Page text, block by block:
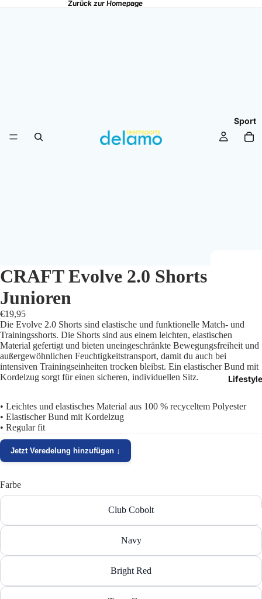
Zurück zur Homepage
Zurück zur Homepage
Sport
Lifestyle
CRAFT Evolve 2.0 Shorts
Junioren
€19,95
Die Evolve 2.0 Shorts sind elastische und funktionelle Match- und
Trainingsshorts. Die Shorts sind aus einem leichten, elastischen
Material gefertigt und bieten uneingeschränkte Bewegungsfreiheit und
außergewöhnlichen Feuchtigkeitstransport, damit du auch bei
intensiven Trainingseinheiten trocken bleibst. Ein elastischer Bund mit
Kordelzug sorgt für einen sicheren, individuellen Sitz.
• Leichtes und elastisches Material aus 100 % recyceltem Polyester
• Elastischer Bund mit Kordelzug
• Regular fit
Jetzt Veredelung hinzufügen ↓
Farbe
Club Cobolt
Navy
Bright Red